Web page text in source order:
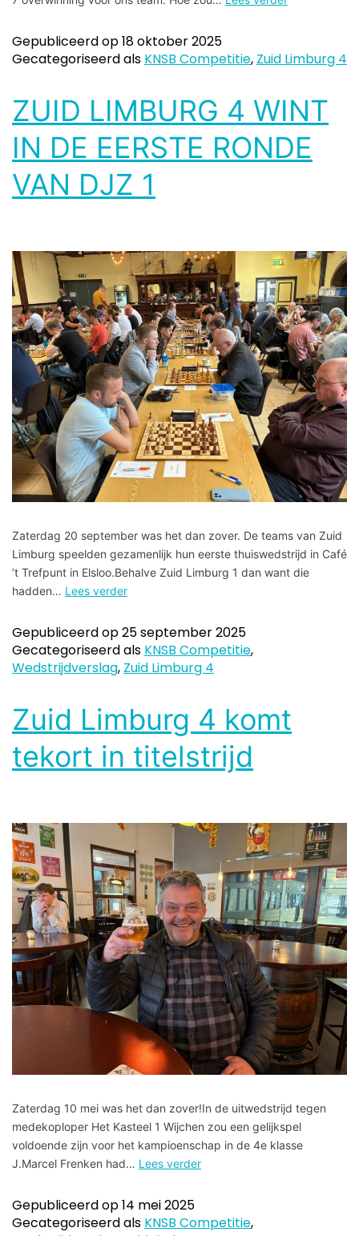
Gepubliceerd op18 oktober 2025
Gecategoriseerd als KNSB Competitie, Zuid Limburg 4
ZUID LIMBURG 4 WINT
IN DE EERSTE RONDE
VAN DJZ 1
Zaterdag 20 september was het dan zover. De teams van Zuid
Limburg speelden gezamenlijk hun eerste thuiswedstrijd in Café
’t Trefpunt in Elsloo.Behalve Zuid Limburg 1 dan want die
hadden… Lees verder
Gepubliceerd op25 september 2025
Gecategoriseerd als KNSB Competitie,
Wedstrijdverslag, Zuid Limburg 4
Zuid Limburg 4 komt
tekort in titelstrijd
Zaterdag 10 mei was het dan zover!In de uitwedstrijd tegen
medekoploper Het Kasteel 1 Wijchen zou een gelijkspel
voldoende zijn voor het kampioenschap in de 4e klasse
J.Marcel Frenken had… Lees verder
Gepubliceerd op14 mei 2025
Gecategoriseerd als KNSB Competitie,